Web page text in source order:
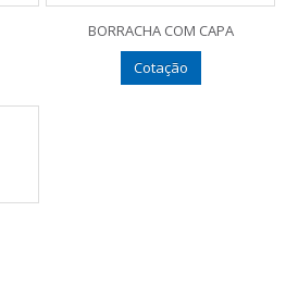
BORRACHA COM CAPA
Cotação